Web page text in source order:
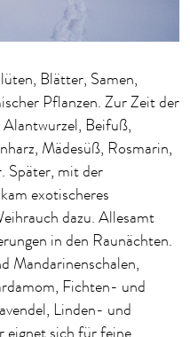
Blätter, Samen,
Pflanzen. Zur Zeit der
Beifuß,
Mädesüß, Rosmarin,
Später, mit der
exotischeres
dazu. Allesamt
in den Raunächten.
Mandarinenschalen,
Fichten- und
Linden- und